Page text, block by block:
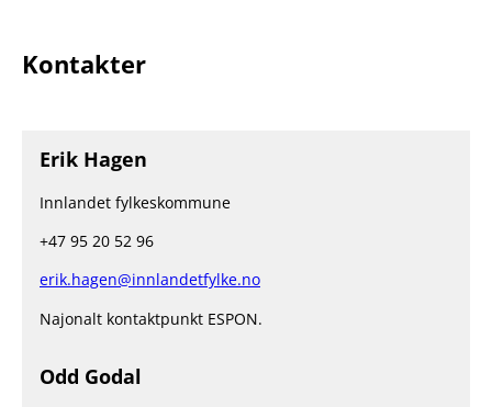
Kontakter
Erik Hagen
Innlandet fylkeskommune
+47 95 20 52 96
erik.hagen@innlandetfylke.no
Najonalt kontaktpunkt ESPON.
Odd Godal